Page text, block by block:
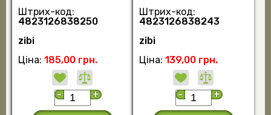
Штрих-код:
4823126838250
zibi
Ціна: 185,00 грн.
- +
Штрих-код:
4823126838243
zibi
Ціна: 139,00 грн.
- +